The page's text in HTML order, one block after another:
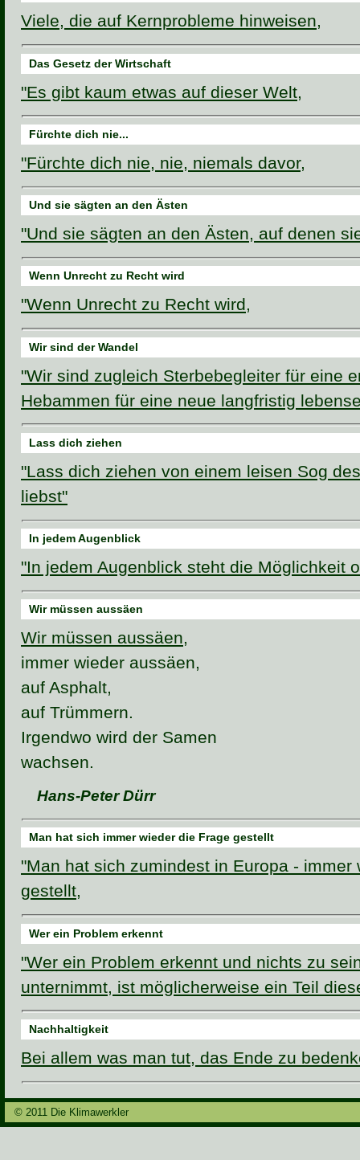
Viele, die auf Kernprobleme hinweisen,
Das Gesetz der Wirtschaft
"Es gibt kaum etwas auf dieser Welt,
Fürchte dich nie...
"Fürchte dich nie, nie, niemals davor,
Und sie sägten an den Ästen
"Und sie sägten an den Ästen, auf denen
Wenn Unrecht zu Recht wird
"Wenn Unrecht zu Recht wird,
Wir sind der Wandel
"Wir sind zugleich Sterbebegleiter für eine
Hebammen für eine neue langfristig
Lass dich ziehen
"Lass dich ziehen von einem leisen Sog
liebst"
In jedem Augenblick
"In jedem Augenblick steht die Möglichkeit
Wir müssen aussäen
Wir müssen aussäen,
immer wieder aussäen,
auf Asphalt,
auf Trümmern.
Irgendwo wird der Samen
wachsen.
Hans-Peter Dürr
Man hat sich immer wieder die Frage gestellt
"Man hat sich zumindest in Europa - immer
gestellt,
Wer ein Problem erkennt
"Wer ein Problem erkennt und nichts zu
unternimmt, ist möglicherweise ein Teil
Nachhaltigkeit
Bei allem was man tut, das Ende zu
© 2011 Die Klimawerkler